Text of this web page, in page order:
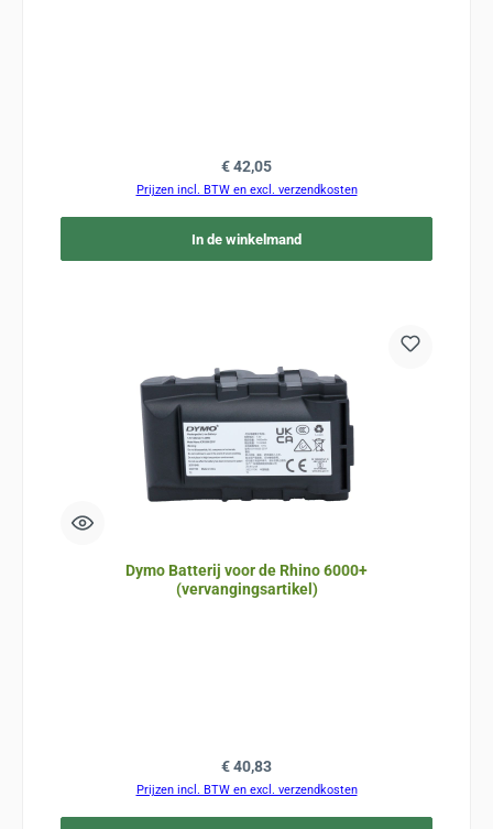
Normale prijs:
€ 42,05
Prijzen incl. BTW en excl. verzendkosten
In de winkelmand
Dymo Batterij voor de Rhino 6000+
(vervangingsartikel)
Normale prijs:
€ 40,83
Prijzen incl. BTW en excl. verzendkosten